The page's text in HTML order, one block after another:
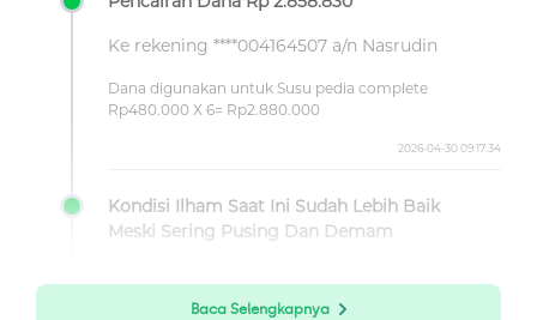
Ke rekening ****004164507 a/n Nasrudin
Dana digunakan untuk Susu pedia complete
Rp480.000 X 6= Rp2.880.000
2026-04-30 09:17:34
Kondisi Ilham Saat Ini Sudah Lebih Baik
Meski Sering Pusing Dan Demam
Baca Selengkapnya